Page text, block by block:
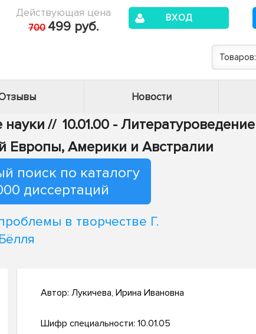
Действующая цена
700 499 руб.
ВХОД
Товаров:
Новости
науки // 10.01.00 - Литературоведение
Европы, Америки и Австралии
поиск по каталогу
диссертаций
в творчестве Г.
Бёлля
Автор: Лукичева, Ирина Ивановна
Шифр специальности: 10.01.05